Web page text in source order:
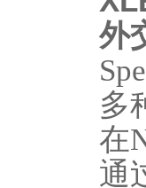
外
多
在
通